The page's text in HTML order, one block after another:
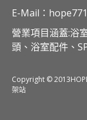
E-Mail：
營業項目涵蓋:浴
頭、浴室配件、
Copyright ©
架站